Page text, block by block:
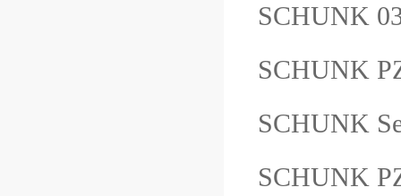
SCHUNK
SCHUNK
SCHUNK
SCHUNK